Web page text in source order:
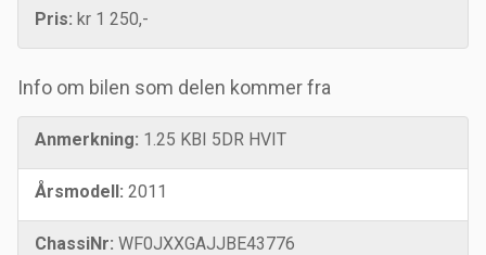
Pris: kr 1 250,-
Info om bilen som delen kommer fra
Anmerkning: 1.25 KBI 5DR HVIT
Årsmodell: 2011
ChassiNr: WF0JXXGAJJBE43776